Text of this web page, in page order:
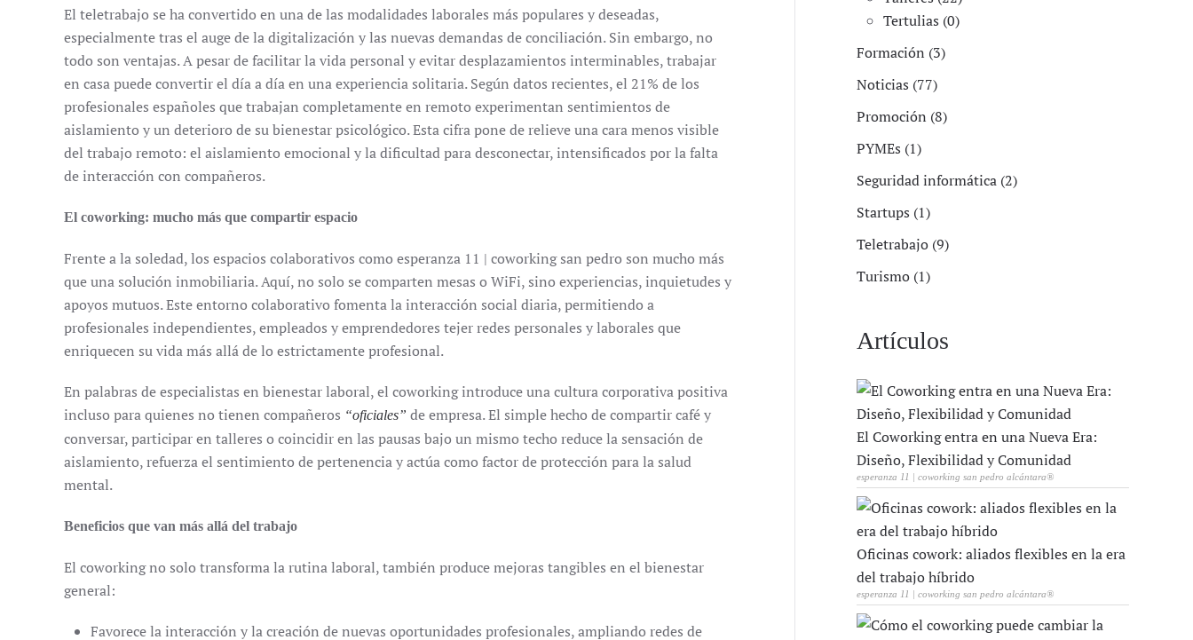
El teletrabajo se ha convertido en una de las modalidades laborales más populares y deseadas,
especialmente tras el auge de la digitalización y las nuevas demandas de conciliación. Sin embargo, no
todo son ventajas. A pesar de facilitar la vida personal y evitar desplazamientos interminables, trabajar
en casa puede convertir el día a día en una experiencia solitaria. Según datos recientes, el 21% de los
profesionales españoles que trabajan completamente en remoto experimentan sentimientos de
aislamiento y un deterioro de su bienestar psicológico. Esta cifra pone de relieve una cara menos visible
del trabajo remoto: el aislamiento emocional y la dificultad para desconectar, intensificados por la falta
de interacción con compañeros.
El coworking: mucho más que compartir espacio
Frente a la soledad, los espacios colaborativos como esperanza 11 | coworking san pedro son mucho más
que una solución inmobiliaria. Aquí, no solo se comparten mesas o WiFi, sino experiencias, inquietudes y
apoyos mutuos. Este entorno colaborativo fomenta la interacción social diaria, permitiendo a
profesionales independientes, empleados y emprendedores tejer redes personales y laborales que
enriquecen su vida más allá de lo estrictamente profesional.
En palabras de especialistas en bienestar laboral, el coworking introduce una cultura corporativa positiva
incluso para quienes no tienen compañeros “oficiales” de empresa. El simple hecho de compartir café y
conversar, participar en talleres o coincidir en las pausas bajo un mismo techo reduce la sensación de
aislamiento, refuerza el sentimiento de pertenencia y actúa como factor de protección para la salud
mental.
Beneficios que van más allá del trabajo
El coworking no solo transforma la rutina laboral, también produce mejoras tangibles en el bienestar
general:
Favorece la interacción y la creación de nuevas oportunidades profesionales, ampliando redes de
Tertulias (0)
Formación (3)
Noticias (77)
Promoción (8)
PYMEs (1)
Seguridad informática (2)
Startups (1)
Teletrabajo (9)
Turismo (1)
Artículos
El Coworking entra en una Nueva Era:
Diseño, Flexibilidad y Comunidad
esperanza 11 | coworking san pedro alcántara®
Oficinas cowork: aliados flexibles en la era
del trabajo híbrido
esperanza 11 | coworking san pedro alcántara®